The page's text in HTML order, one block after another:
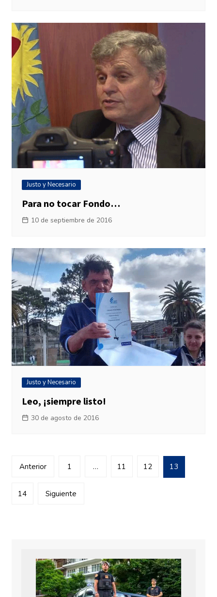
Justo y Necesario
Para no tocar Fondo…
10 de septiembre de 2016
Justo y Necesario
Leo, ¡siempre listo!
30 de agosto de 2016
Navegación
entradas
Anterior 1 … 11 12 13
14 Siguiente